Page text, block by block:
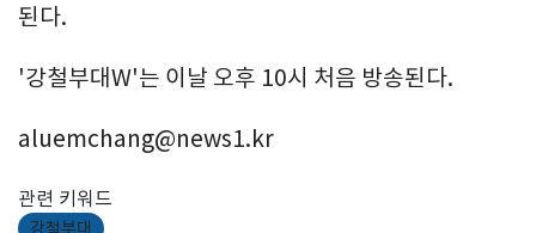
된다.
'강철부대W'는 이날 오후 10시 처음 방송된다.
aluemchang@news1.kr
관련 키워드
강철부대